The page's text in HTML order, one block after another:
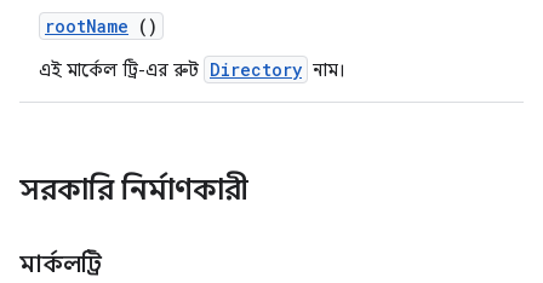
rootName ()
এই মার্কেল ট্রি-এর রুট Directory নাম।
সরকারি নির্মাণকারী
মার্কলট্রি